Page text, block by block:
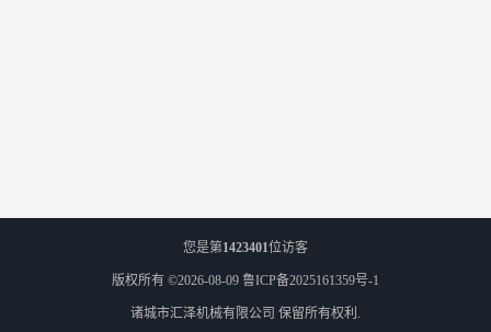
您是第1423401位访客
版权所有 ©2026-08-09 鲁ICP备2025161359号-1
诸城市汇泽机械有限公司 保留所有权利.